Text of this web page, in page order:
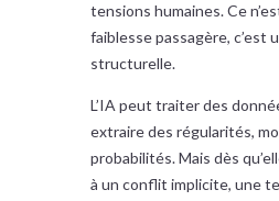
tensions humaines. Ce
faiblesse passagère, c’est
structurelle.
L’IA peut traiter des
extraire des régularités,
probabilités. Mais dès
à un conflit implicite, une